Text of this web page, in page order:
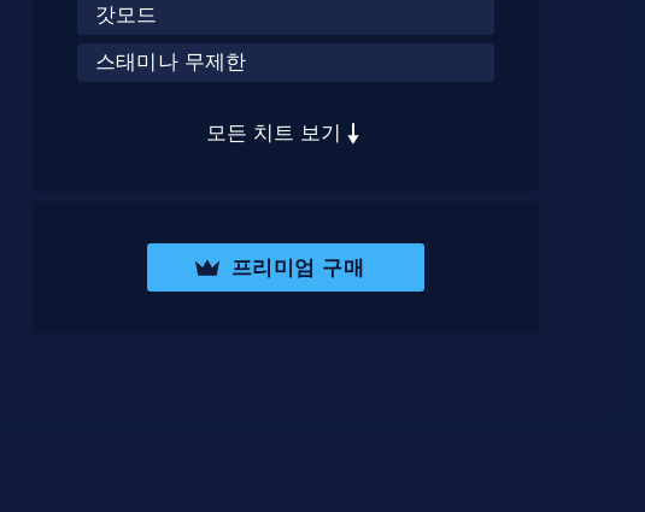
갓모드
스태미나 무제한
모든 치트 보기
프리미엄 구매